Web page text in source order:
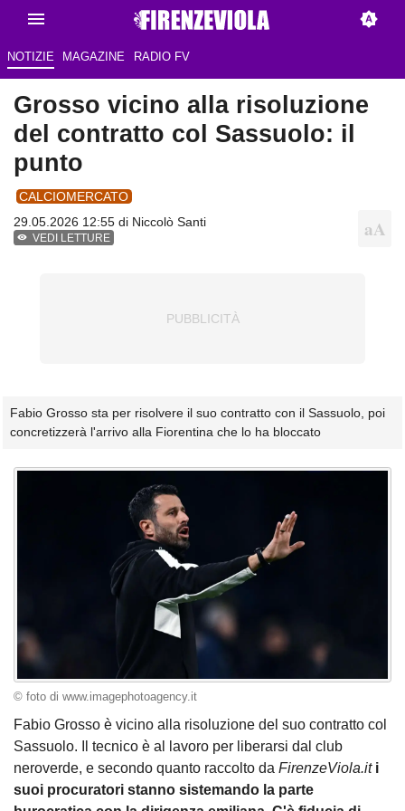
NOTIZIE MAGAZINE RADIO FV
Grosso vicino alla risoluzione
del contratto col Sassuolo: il
punto
CALCIOMERCATO
29.05.2026 12:55 di Niccolò Santi
VEDI LETTURE
Fabio Grosso sta per risolvere il suo contratto con il Sassuolo, poi
concretizzerà l'arrivo alla Fiorentina che lo ha bloccato
© foto di www.imagephotoagency.it
Fabio Grosso è vicino alla risoluzione del suo contratto col
Sassuolo. Il tecnico è al lavoro per liberarsi dal club
neroverde, e secondo quanto raccolto da FirenzeViola.it i
suoi procuratori stanno sistemando la parte